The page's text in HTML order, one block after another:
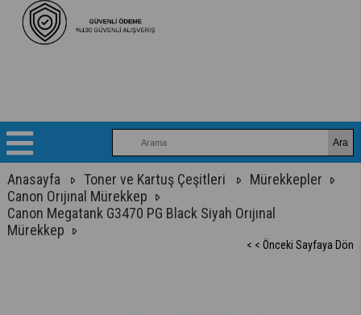
Anasayfa Toner ve Kartuş Çeşitleri
Mürekkepler
Canon Orıjınal Mürekkep
Canon Megatank G3470 PG Black Siyah Orıjınal
Mürekkep
< < Önceki Sayfaya Dön